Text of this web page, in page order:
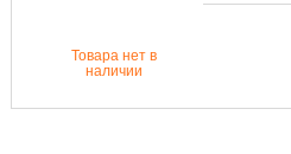
Товара нет в
наличии